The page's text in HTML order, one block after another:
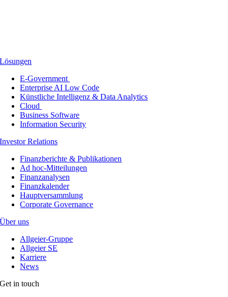
Lösungen
E-Government
Enterprise AI Low Code
Künstliche Intelligenz & Data Analytics
Cloud
Business Software
Information Security
Investor Relations
Finanzberichte & Publikationen
Ad hoc-Mitteilungen
Finanzanalysen
Finanzkalender
Hauptversammlung
Corporate Governance
Über uns
Allgeier-Gruppe
Allgeier SE
Karriere
News
Get in touch